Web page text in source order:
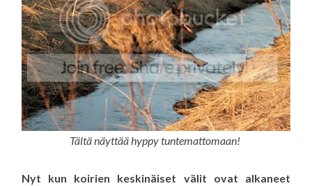
Tältä näyttää hyppy tuntemattomaan!
Nyt kun koirien keskinäiset välit ovat alkaneet